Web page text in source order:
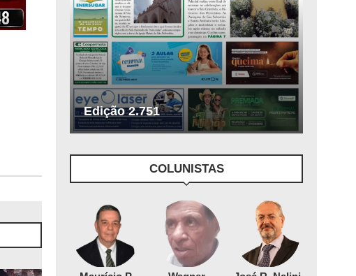
Edição 2.751
COLUNISTAS